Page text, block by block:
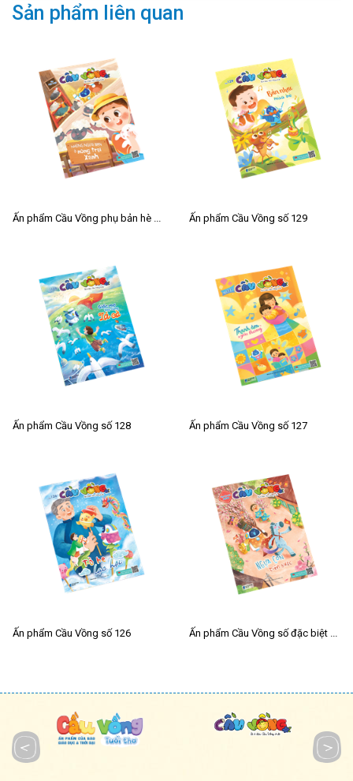
Sản phẩm liên quan
Ấn phẩm Cầu Vồng phụ bản hè 2026 Ấn phẩm Cầu Vồng số 129
Ấn phẩm Cầu Vồng số 128 Ấn phẩm Cầu Vồng số 127
Ấn phẩm Cầu Vồng số 126 Ấn phẩm Cầu Vồng số đặc biệt Tết 2026